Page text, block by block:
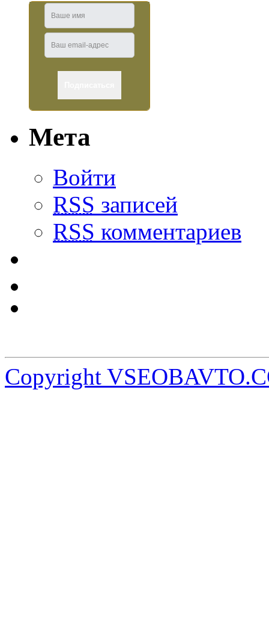
Мета
Войти
RSS записей
RSS комментариев
Copyright